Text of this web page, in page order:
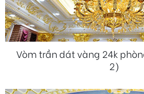
Vòm trần dát vàng 24k
2)